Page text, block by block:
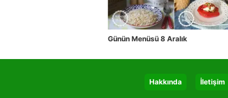
Günün Menüsü 8 Aralık
Hakkında İletişim